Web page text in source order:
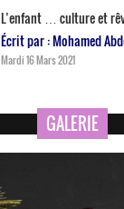
L’enfant … culture et
Écrit par : Mohamed
Mardi 16 Mars 2021
GALERIE